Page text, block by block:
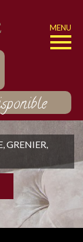
MENU
GRENIER,